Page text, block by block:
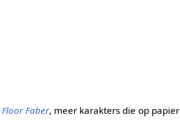
Floor Faber, meer karakters die op papier